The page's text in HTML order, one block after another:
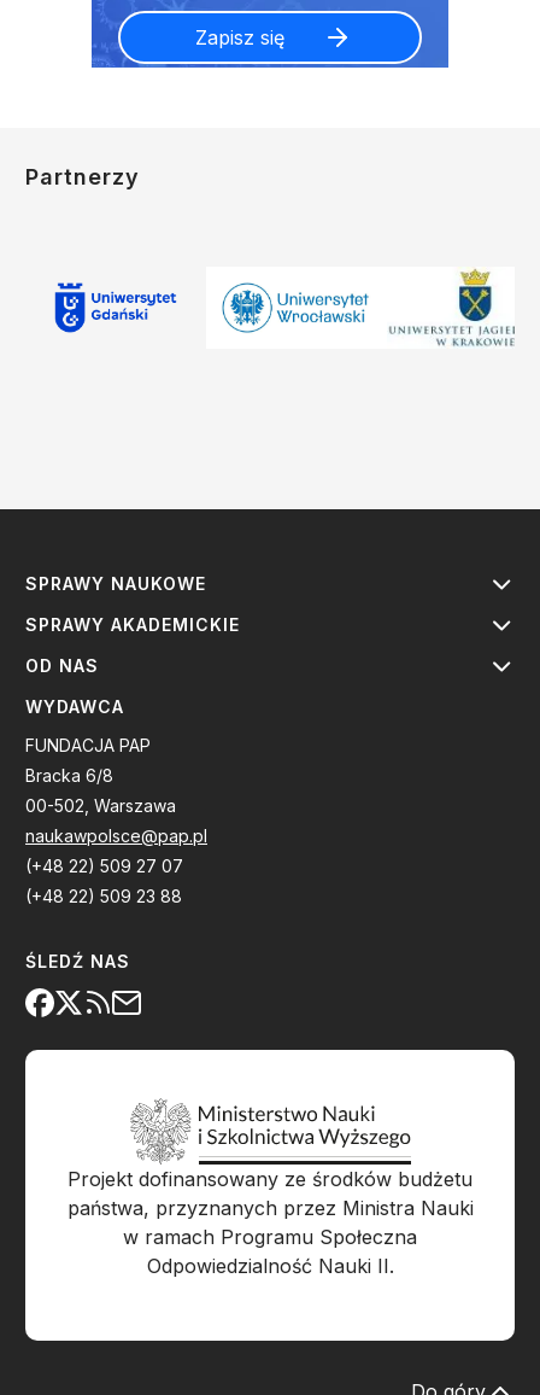
Partnerzy
SPRAWY NAUKOWE
SPRAWY AKADEMICKIE
OD NAS
WYDAWCA
FUNDACJA PAP
Bracka 6/8
00-502, Warszawa
naukawpolsce@pap.pl
(+48 22) 509 27 07
(+48 22) 509 23 88
ŚLEDŹ NAS
Projekt dofinansowany ze środków budżetu
państwa, przyznanych przez Ministra Nauki
w ramach Programu Społeczna
Odpowiedzialność Nauki II.